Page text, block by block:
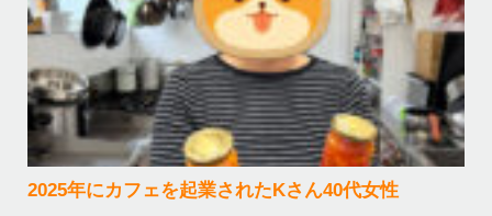
2025年にカフェを起業されたKさん40代女性